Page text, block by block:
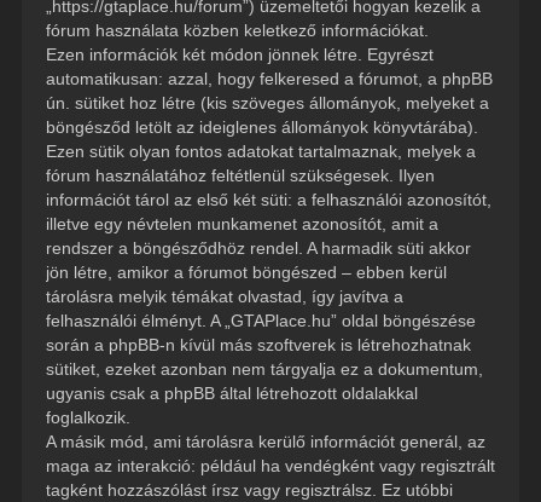
„https://gtaplace.hu/forum”) üzemeltetői hogyan kezelik a
fórum használata közben keletkező információkat.
Ezen információk két módon jönnek létre. Egyrészt
automatikusan: azzal, hogy felkeresed a fórumot, a phpBB
ún. sütiket hoz létre (kis szöveges állományok, melyeket a
böngésződ letölt az ideiglenes állományok könyvtárába).
Ezen sütik olyan fontos adatokat tartalmaznak, melyek a
fórum használatához feltétlenül szükségesek. Ilyen
információt tárol az első két süti: a felhasználói azonosítót,
illetve egy névtelen munkamenet azonosítót, amit a
rendszer a böngésződhöz rendel. A harmadik süti akkor
jön létre, amikor a fórumot böngészed – ebben kerül
tárolásra melyik témákat olvastad, így javítva a
felhasználói élményt. A „GTAPlace.hu” oldal böngészése
során a phpBB-n kívül más szoftverek is létrehozhatnak
sütiket, ezeket azonban nem tárgyalja ez a dokumentum,
ugyanis csak a phpBB által létrehozott oldalakkal
foglalkozik.
A másik mód, ami tárolásra kerülő információt generál, az
maga az interakció: például ha vendégként vagy regisztrált
tagként hozzászólást írsz vagy regisztrálsz. Ez utóbbi